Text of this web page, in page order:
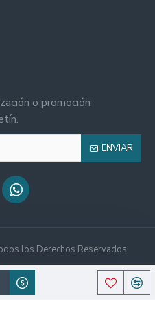
o promoción
ENVIAR
los Derechos Reservados